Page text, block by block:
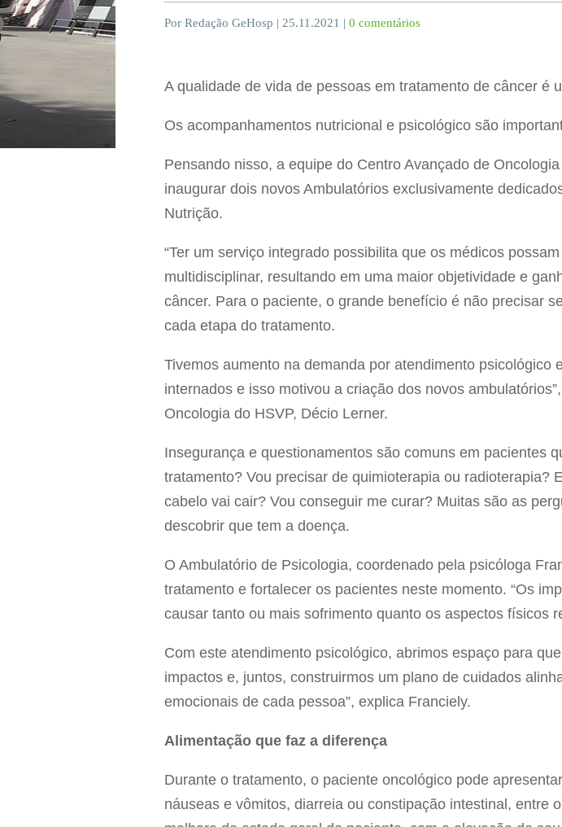
Por Redação GeHosp | 25.11.2021 | 0 comentários
A qualidade de vida de pessoas em tratamento de câncer é
Os acompanhamentos nutricional e psicológico são
Pensando nisso, a equipe do Centro Avançado de
inaugurar dois novos Ambulatórios exclusivamente
Nutrição.
“Ter um serviço integrado possibilita que os médicos
multidisciplinar, resultando em uma maior objetividade e
câncer. Para o paciente, o grande benefício é não precisar
cada etapa do tratamento.
Tivemos aumento na demanda por atendimento
internados e isso motivou a criação dos novos
Oncologia do HSVP, Décio Lerner.
Insegurança e questionamentos são comuns em pacientes
tratamento? Vou precisar de quimioterapia ou radioterapia?
cabelo vai cair? Vou conseguir me curar? Muitas são as
descobrir que tem a doença.
O Ambulatório de Psicologia, coordenado pela psicóloga
tratamento e fortalecer os pacientes neste momento. “Os
causar tanto ou mais sofrimento quanto os aspectos físicos
Com este atendimento psicológico, abrimos espaço para
impactos e, juntos, construirmos um plano de cuidados
emocionais de cada pessoa”, explica Franciely.
Alimentação que faz a diferença
Durante o tratamento, o paciente oncológico pode
náuseas e vômitos, diarreia ou constipação intestinal, entre